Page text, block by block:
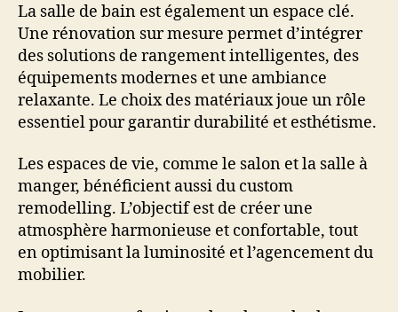
La salle de bain est également un espace clé.
Une rénovation sur mesure permet d’intégrer
des solutions de rangement intelligentes, des
équipements modernes et une ambiance
relaxante. Le choix des matériaux joue un rôle
essentiel pour garantir durabilité et esthétisme.
Les espaces de vie, comme le salon et la salle à
manger, bénéficient aussi du custom
remodelling. L’objectif est de créer une
atmosphère harmonieuse et confortable, tout
en optimisant la luminosité et l’agencement du
mobilier.